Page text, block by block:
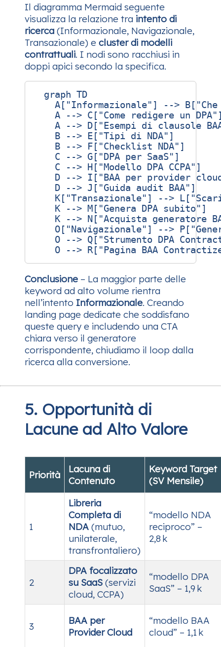
Il diagramma Mermaid seguente
visualizza la relazione tra intento di
ricerca (Informazionale, Navigazionale,
Transazionale) e cluster di modelli
contrattuali. I nodi sono racchiusi in
doppi apici secondo la specifica.
  graph TD
A["Informazionale"] -->
A --> C["Come redigere un
A --> D["Esempi di clausole
    B --> E["Tipi di NDA"]
    B --> F["Checklist NDA"]
    C --> G["DPA per SaaS"]
    C --> H["Modello DPA CCPA"]
D --> I["BAA per provider
    D --> J["Guida audit BAA"]
K["Transazionale"] -->
    K --> M["Genera DPA subito"]
K --> N["Acquista generatore
O["Navigazionale"] -->
O --> Q["Strumento DPA
Conclusione – La maggior parte delle
keyword ad alto volume rientra
nell’intento Informazionale. Creando
landing page dedicate che soddisfano
queste query e includendo una CTA
chiara verso il generatore
corrispondente, chiudiamo il loop dalla
ricerca alla conversione.
5. Opportunità di
Lacune ad Alto Valore
Priorità
Lacuna di
Contenuto
Keyword Target
(SV Mensile)
1
Libreria
Completa di
NDA (mutuo,
unilaterale,
transfrontaliero)
“modello NDA
reciproco” –
2,8 k
2
DPA focalizzato
su SaaS (servizi
cloud, CCPA)
“modello DPA
SaaS” – 1,9 k
3
BAA per
Provider Cloud
“modello BAA
cloud” – 1,1 k